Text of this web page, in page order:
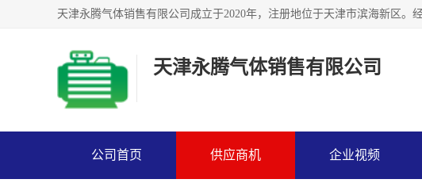
天津永腾气体销售有限公司
公司首页 供应商机 企业视频